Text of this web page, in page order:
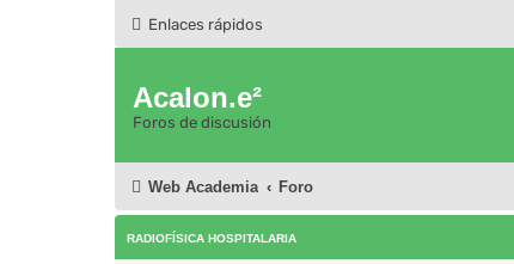
Enlaces rápidos
Acalon.e²
Foros de discusión
Web Academia Foro
RADIOFÍSICA HOSPITALARIA